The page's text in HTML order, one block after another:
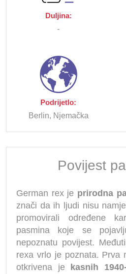
Duljina:
-
Podrijetlo:
Berlin, Njemačka
Povijest
German rex je prirodna
znači da ih ljudi nisu
promovirali određene
pasmina koje se
nepoznatu povijest.
rexa vrlo je poznata. Prva
otkrivena je
kasnih